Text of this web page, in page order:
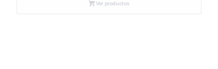
Ver productos